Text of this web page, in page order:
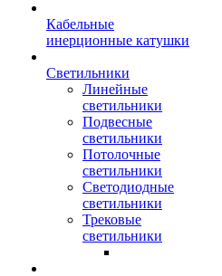
Кабельные
инерционные катушки
Светильники
Линейные
светильники
Подвесные
светильники
Потолочные
светильники
Светодиодные
светильники
Трековые
светильники